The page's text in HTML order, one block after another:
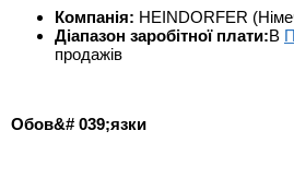
Компанія: HEINDORFER
Діапазон заробітної плати:В
продажів
Обов&# 039;язки